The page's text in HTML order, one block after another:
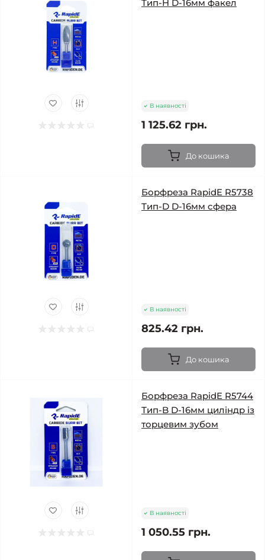
Тип-H D-16мм факел
В наявності
1 125.62 грн.
До кошика
Борфреза RapidE R5738
Тип-D D-16мм сфера
В наявності
825.42 грн.
До кошика
Борфреза RapidE R5744
Тип-B D-16мм циліндр із
торцевим зубом
В наявності
1 050.55 грн.